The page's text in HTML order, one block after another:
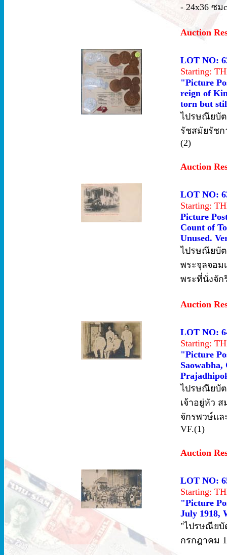
- 24x36 ซ
Auction
LOT NO:
Starting:
"Picture
reign of
torn but
ไปรษณียบั
รัชสมัยรัช
(2)
Auction
LOT NO:
Starting:
Picture
Count of
Unused.
ไปรษณียบัต
พระจุลจอม
พระที่นั่งจัก
Auction
LOT NO:
Starting:
"Picture
ไปรษณียบัต
เจ้าอยู่หัว
จักรพวษ์แล
VF.(1)
Auction
LOT NO:
Starting:
"Picture
July 1918,
"ไปรษณียบั
กรกฎาคม